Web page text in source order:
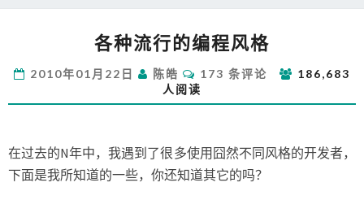
种
行
的
风
格
各种流行的编程风格
2010年01月22日 陈皓
评
论
173 条评论
186,683
人阅读
在过去的N年中，我遇到了很多使用囧然不同风格的开发者，
下面是我所知道的一些，你还知道其它的吗？